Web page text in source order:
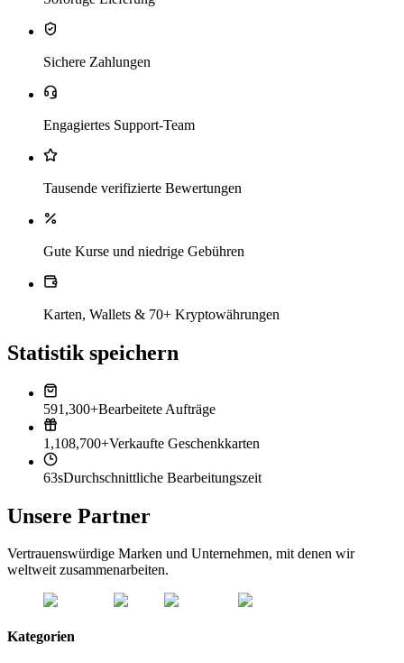
Sichere Zahlungen
Engagiertes Support-Team
Tausende verifizierte Bewertungen
Gute Kurse und niedrige Gebühren
Karten, Wallets & 70+ Kryptowährungen
Statistik speichern
591,300+Bearbeitete Aufträge
1,108,700+Verkaufte Geschenkkarten
63sDurchschnittliche Bearbeitungszeit
Unsere Partner
Vertrauenswürdige Marken und Unternehmen, mit denen wir
weltweit zusammenarbeiten.
Kategorien